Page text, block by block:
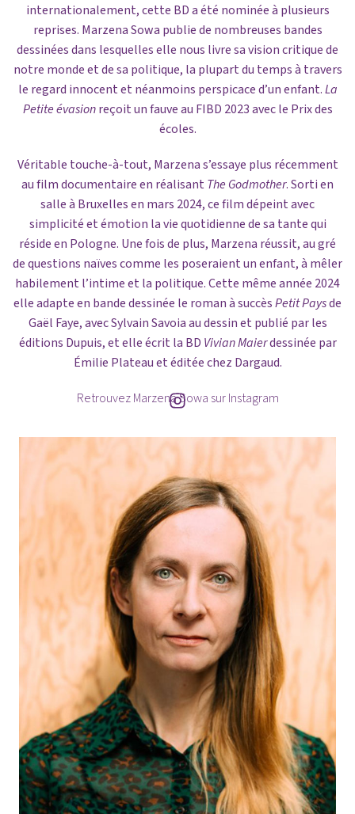
internationalement, cette BD a été nominée à plusieurs
reprises. Marzena Sowa publie de nombreuses bandes
dessinées dans lesquelles elle nous livre sa vision critique de
notre monde et de sa politique, la plupart du temps à travers
le regard innocent et néanmoins perspicace d’un enfant.La
Petite évasionreçoit un fauve au FIBD 2023 avec le Prix des
écoles.
Véritable touche-à-tout, Marzena s’essaye plus récemment
au film documentaire en réalisant The Godmother. Sorti en
salle à Bruxelles en mars 2024, ce film dépeint avec
simplicité et émotion la vie quotidienne de sa tante qui
réside en Pologne. Une fois de plus, Marzena réussit, au gré
de questions naïves comme les poseraient un enfant, à mêler
habilement l’intime et la politique. Cette même année 2024
elle adapte en bande dessinée le roman à succèsPetit Paysde
Gaël Faye, avec Sylvain Savoia au dessin et publié par les
éditions Dupuis, et elle écrit la BD Vivian Maierdessinée par
Émilie Plateau et éditée chez Dargaud.
Retrouvez Marzena Sowa sur Instagram